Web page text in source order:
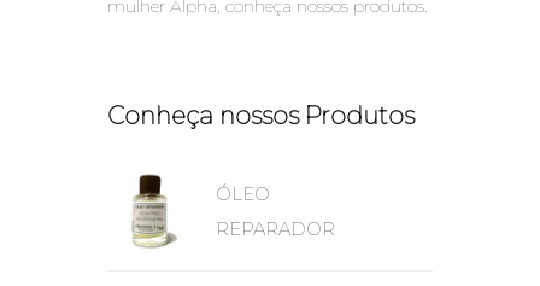
mulher Alpha, conheça nossos produtos.
Conheça nossos Produtos
ÓLEO
REPARADOR